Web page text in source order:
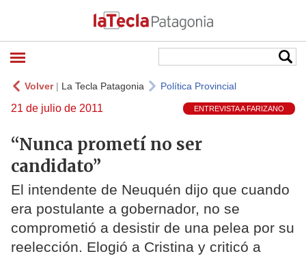
Volver| La Tecla Patagonia Política Provincial
21 de julio de 2011 ENTREVISTA A FARIZANO
“Nunca prometí no ser
candidato”
El intendente de Neuquén dijo que cuando
era postulante a gobernador, no se
comprometió a desistir de una pelea por su
reelección. Elogió a Cristina y criticó a